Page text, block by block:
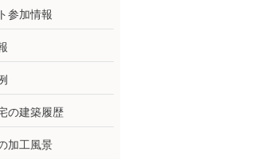
参加情報
の建築履歴
加工風景